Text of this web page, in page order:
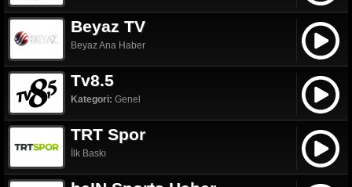
Beyaz TV
Beyaz Ana Haber
Tv8.5
Kategori: Genel
TRT Spor
İlk Baskı